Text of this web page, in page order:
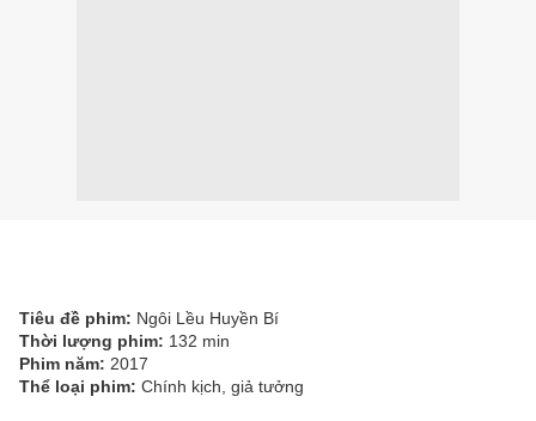
Tiêu đề phim: Ngôi Lều Huyền Bí
Thời lượng phim: 132 min
Phim năm: 2017
Thể loại phim: Chính kịch, giả tưởng